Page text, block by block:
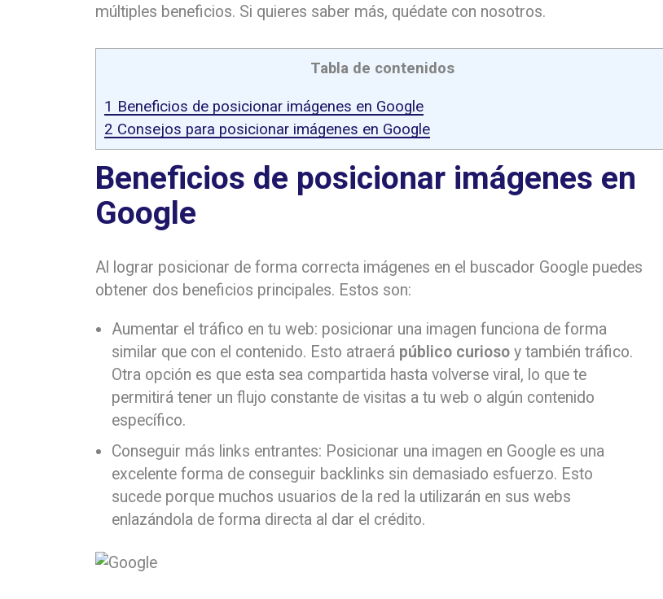
múltiples beneficios. Si quieres saber más, quédate con nosotros.
Tabla de contenidos
1 Beneficios de posicionar imágenes en Google
2 Consejos para posicionar imágenes en Google
Beneficios de posicionar imágenes en
Google
Al lograr posicionar de forma correcta imágenes en el buscador Google puedes
obtener dos beneficios principales. Estos son:
Aumentar el tráfico en tu web: posicionar una imagen funciona de forma
similar que con el contenido. Esto atraerá público curioso y también tráfico.
Otra opción es que esta sea compartida hasta volverse viral, lo que te
permitirá tener un flujo constante de visitas a tu web o algún contenido
específico.
Conseguir más links entrantes: Posicionar una imagen en Google es una
excelente forma de conseguir backlinks sin demasiado esfuerzo. Esto
sucede porque muchos usuarios de la red la utilizarán en sus webs
enlazándola de forma directa al dar el crédito.